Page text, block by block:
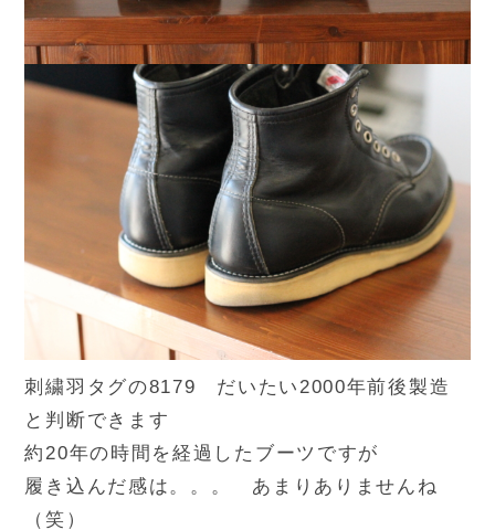
刺繍羽タグの8179 だいたい2000年前後製造
と判断できます
約20年の時間を経過したブーツですが
履き込んだ感は。。。 あまりありませんね
（笑）